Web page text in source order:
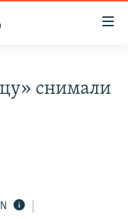
СОПРОТИВЛЕНИЯ
снимали